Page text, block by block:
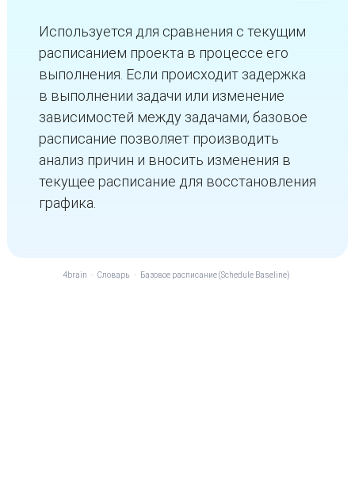
Используется для сравнения с текущим
расписанием проекта в процессе его
выполнения. Если происходит задержка
в выполнении задачи или изменение
зависимостей между задачами, базовое
расписание позволяет производить
анализ причин и вносить изменения в
текущее расписание для восстановления
графика.
4brain - Словарь - Базовое расписание (Schedule Baseline)